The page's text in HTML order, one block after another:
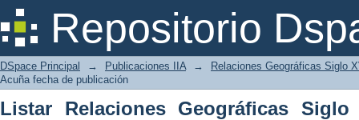
Repositorio
Listar Relaciones Geográficas
publicación
DSpace Principal → Publicaciones IIA →
Relaciones Geográficas Siglo
Acuña fecha de publicación
Listar Relaciones Geográficas